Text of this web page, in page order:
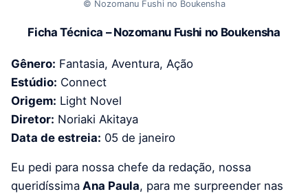
© Nozomanu Fushi no Boukensha
Ficha Técnica – Nozomanu Fushi no Boukensha
Gênero: Fantasia, Aventura, Ação
Estúdio: Connect
Origem: Light Novel
Diretor: Noriaki Akitaya
Data de estreia: 05 de janeiro
Eu pedi para nossa chefe da redação, nossa
queridíssima Ana Paula, para me surpreender nas